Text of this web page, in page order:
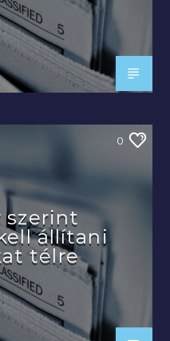
0
szerint
állítani
télre